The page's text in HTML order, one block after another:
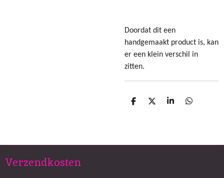
Doordat dit een
handgemaakt product is, kan
er een klein verschil in
zitten.
D
D
S
D
Verzendkosten